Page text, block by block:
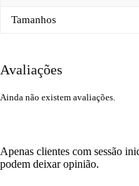
Tamanhos
Avaliações
Ainda não existem avaliações.
Apenas clientes com sessão
podem deixar opinião.